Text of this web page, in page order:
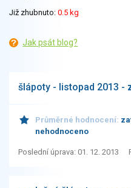
Již zhubnuto: 0.5 kg
Jak psát blog?
šlápoty - listopad 2013 -
Průměrné hodnocení:
nehodnoceno
Poslední úprava: 01. 12. 2013